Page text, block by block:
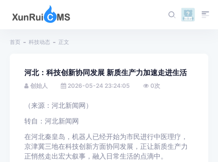
首页 科技动态 正文
河北：科技创新协同发展 新质生产力加速走进生活
创始人 2026-05-24 23:24:05 0次
（来源：河北新闻网）
转自：河北新闻网
在河北秦皇岛，机器人已经开始为市民进行中医理疗，
京津冀三地在科技创新方面协同发展，正让新质生产力
正悄然走出宏大叙事，融入日常生活的点滴中。